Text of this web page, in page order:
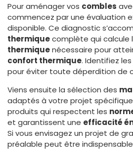
Pour aménager vos combles
commencez par une évaluation
disponible. Ce diagnostic
thermiquecomplète qui calcule
thermiquenécessaire pour
confort thermique. Identifiez les
pour éviter toute déperdition de
Viens ensuite la sélection des
adaptés à votre projet
produits qui respectent les
et garantissent une efficacité
Si vous envisagez un projet de
préalable peut être